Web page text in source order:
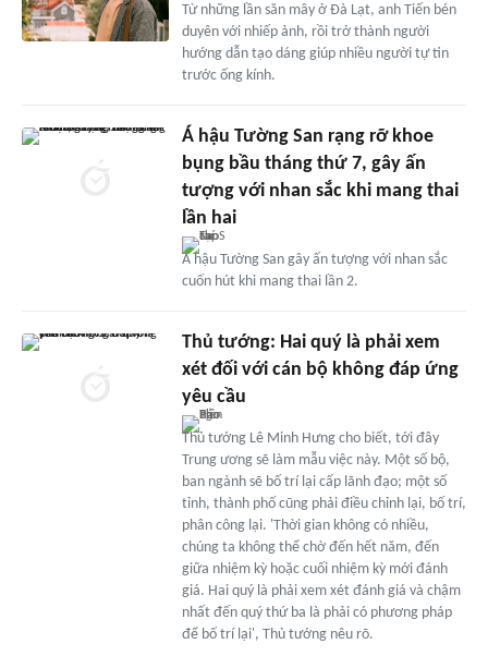
Từ những lần săn mây ở Đà Lạt, anh Tiến bén
duyên với nhiếp ảnh, rồi trở thành người
hướng dẫn tạo dáng giúp nhiều người tự tin
trước ống kính.
Á hậu Tường San rạng rỡ khoe
bụng bầu tháng thứ 7, gây ấn
tượng với nhan sắc khi mang thai
lần hai
Á hậu Tường San gây ấn tượng với nhan sắc
cuốn hút khi mang thai lần 2.
Thủ tướng: Hai quý là phải xem
xét đối với cán bộ không đáp ứng
yêu cầu
Thủ tướng Lê Minh Hưng cho biết, tới đây
Trung ương sẽ làm mẫu việc này. Một số bộ,
ban ngành sẽ bố trí lại cấp lãnh đạo; một số
tỉnh, thành phố cũng phải điều chỉnh lại, bố trí,
phân công lại. 'Thời gian không có nhiều,
chúng ta không thể chờ đến hết năm, đến
giữa nhiệm kỳ hoặc cuối nhiệm kỳ mới đánh
giá. Hai quý là phải xem xét đánh giá và chậm
nhất đến quý thứ ba là phải có phương pháp
để bố trí lại', Thủ tướng nêu rõ.